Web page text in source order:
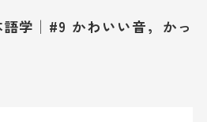
学│#9 かわいい音，かっ